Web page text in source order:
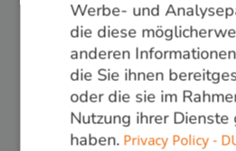
Folge uns:
Werbe- und
die diese
anderen
die Sie ihnen
oder die sie im
Nutzung ihrer
haben. Privacy Policy -